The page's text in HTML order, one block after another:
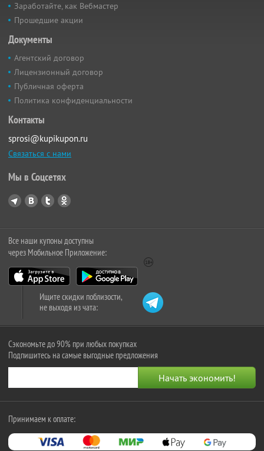
Заработайте, как Вебмастер
Прошедшие акции
Документы
Агентский договор
Лицензионный договор
Публичная оферта
Политика конфиденциальности
Контакты
sprosi@kupikupon.ru
Связаться с нами
Мы в Соцсетях
Все наши купоны доступны
через Мобильное Приложение:
Ищите скидки поблизости,
не выходя из чата:
Сэкономьте до 90% при любых покупках
Подпишитесь на самые выгодные предложения
Принимаем к оплате: